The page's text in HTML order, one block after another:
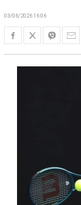
03/06/2026 16:06